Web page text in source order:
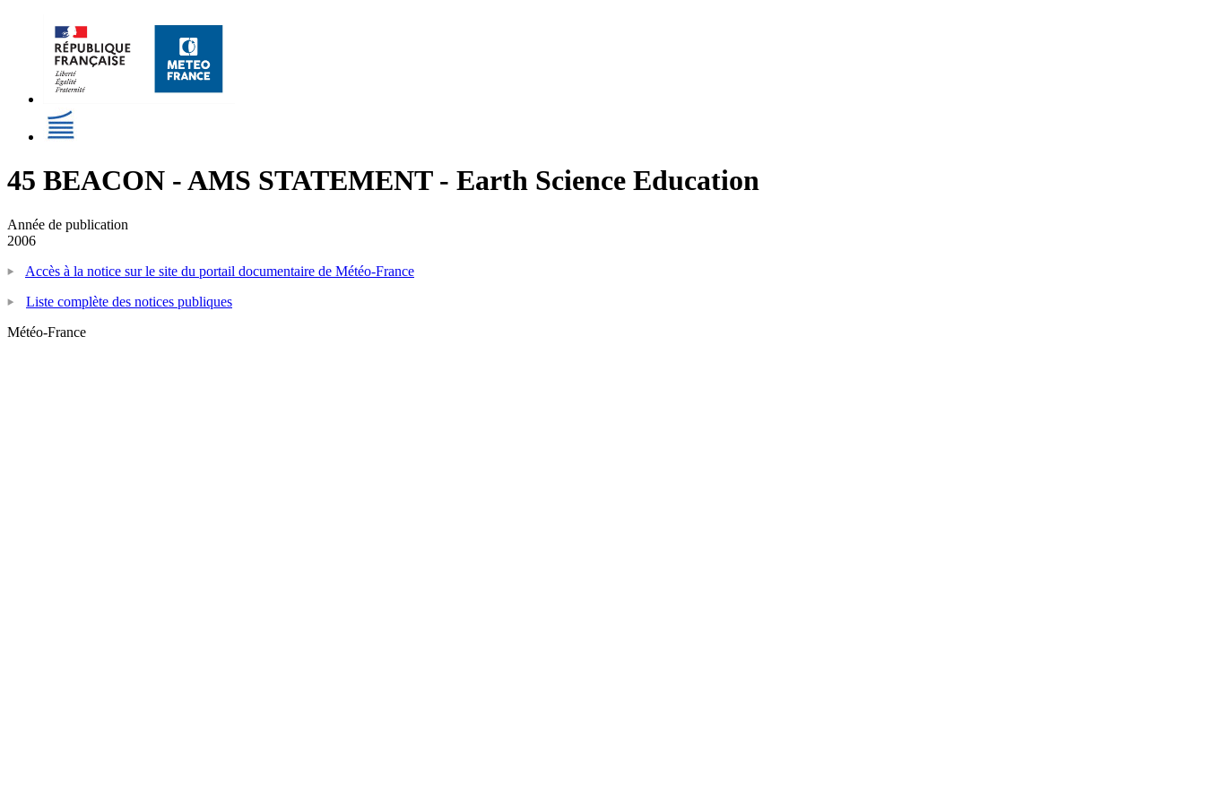
45 BEACON - AMS STATEMENT - Earth Science Education
Année de publication
2006
Accès à la notice sur le site du portail documentaire de Météo-France
Liste complète des notices publiques
Météo-France